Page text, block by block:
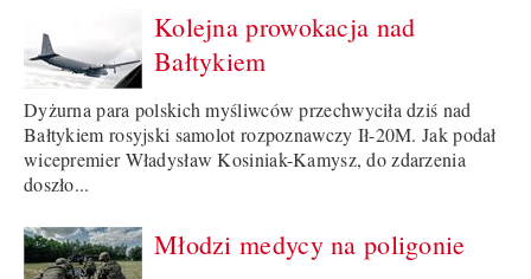
Kolejna prowokacja nad
Bałtykiem
Dyżurna para polskich myśliwców przechwyciła dziś nad
Bałtykiem rosyjski samolot rozpoznawczy Ił-20M. Jak podał
wicepremier Władysław Kosiniak-Kamysz, do zdarzenia
doszło...
Młodzi medycy na poligonie